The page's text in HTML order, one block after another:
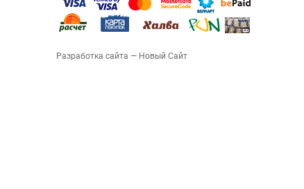
Разработка сайта — Новый Сайт